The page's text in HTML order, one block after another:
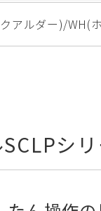
アルダー)/WH(
シ